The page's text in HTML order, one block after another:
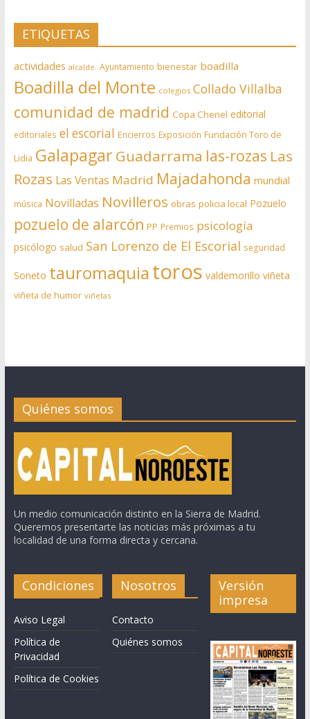
ETIQUETAS
actividades alcalde. Ayuntamiento bienestar boadilla
Boadilla del Monte colegios Collado Villalba
comunidad de madrid Copa Chenel editorial
editoriales el escorial Encierros Exposición Fundación Toro de
Lidia Galapagar Guadarrama las-rozas Las
Rozas Las Ventas Madrid Majadahonda mundial
música Novilladas Novilleros obras policia local Pozuelo
pozuelo de alarcón PP Premios psicología
psicólogo salud San Lorenzo de El Escorial seguridad
Soneto tauromaquia toros valdemorillo viñeta
viñeta de humor viñetas
Quiénes somos
Un medio comunicación distinto en la Sierra de Madrid.
Queremos presentarte las noticias más próximas a tu
localidad de una forma directa y cercana.
Condiciones
Aviso Legal
Política de
Privacidad
Política de Cookies
Nosotros
Contacto
Quiénes somos
Versión
impresa